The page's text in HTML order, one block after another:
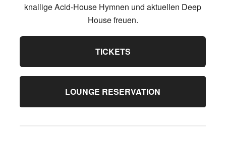
knallige Acid-House Hymnen und aktuellen Deep
House freuen.
TICKETS
LOUNGE RESERVATION